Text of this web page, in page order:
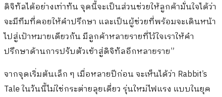
ดิจิทัลได้อย่างเท่าทัน จุดนี้จะเป็นส่วนช่วยให้ลูกค้ามั่นใจได้ว่า
จะมีทีมที่คอยให้คำปรึกษา และเป็นผู้ช่วยที่พร้อมจะเดินหน้า
ไปสู่เป้าหมายเดียวกัน มีลูกค้าหลายรายที่ไว้ใจเราให้คำ
ปรึกษาด้านการปรับตัวเข้าสู่ดิจิทัลอีกหลายราย”
จากจุดเริ่มต้นเล็ก ๆ เมื่อหลายปีก่อน จะเห็นได้ว่า Rabbit’s
Tale ในวันนี้ไม่ใช่กระต่ายลุยเดี่ยว รุ่นใหม่ไฟแรง แบบในยุค